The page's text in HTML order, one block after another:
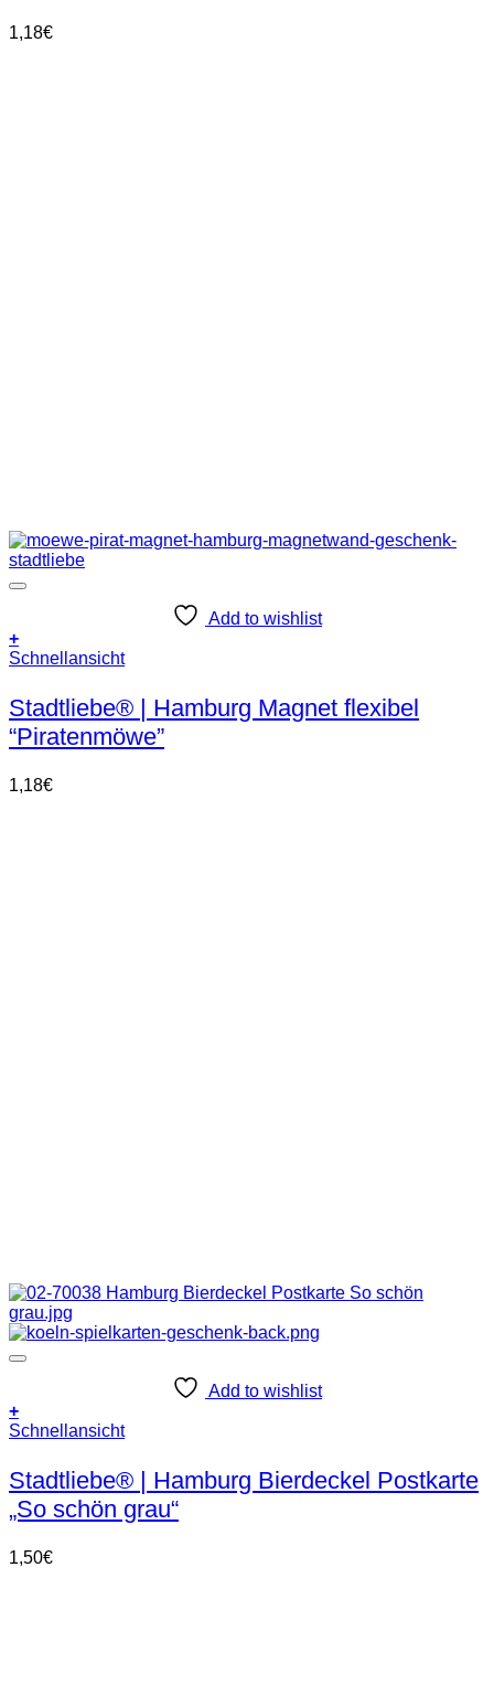
1,18€
Add to wishlist
+
Schnellansicht
Stadtliebe® | Hamburg Magnet flexibel
“Piratenmöwe”
1,18€
Add to wishlist
+
Schnellansicht
Stadtliebe® | Hamburg Bierdeckel Postkarte
„So schön grau“
1,50€